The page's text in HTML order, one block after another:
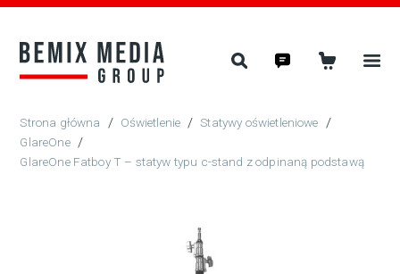
/ Oświetlenie /Statywy oświetleniowe /
GlareOne/
GlareOne Fatboy T – statyw typu c-stand z odpinaną podstawą